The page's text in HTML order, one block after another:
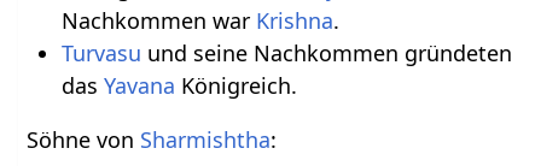
Nachkommen war Krishna.
Turvasu und seine Nachkommen gründeten
das Yavana Königreich.
Söhne von Sharmishtha: